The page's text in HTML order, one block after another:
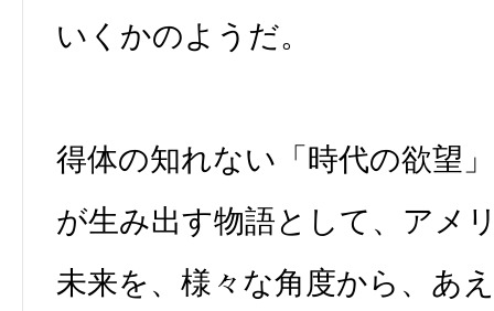
いくかのようだ。
得体の知れない「時代の欲望
が生み出す物語として、アメ
未来を、様々な角度から、あ